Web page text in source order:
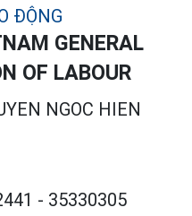
GENERAL
OF LABOUR
NGOC HIEN
- 35330305